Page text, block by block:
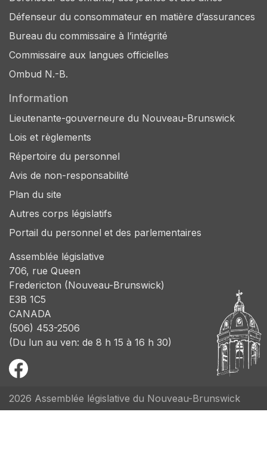
Défenseur du consommateur en matière d’assurances
Bureau du commissaire à l’intégrité
Commissaire aux langues officielles
Ombud N.-B.
Information
Lieutenante-gouverneure du Nouveau-Brunswick
Lois et règlements
Répertoire du personnel
Avis de non-responsabilité
Plan du site
Autres corps législatifs
Portail du personnel et des parlementaires
Assemblée législative
706, rue Queen
Fredericton (Nouveau-Brunswick)
E3B 1C5
CANADA
(506) 453-2506
(Du lun au ven: de 8 h 15 à 16 h 30)
2026 Assemblée législative du Nouveau-Brunswick